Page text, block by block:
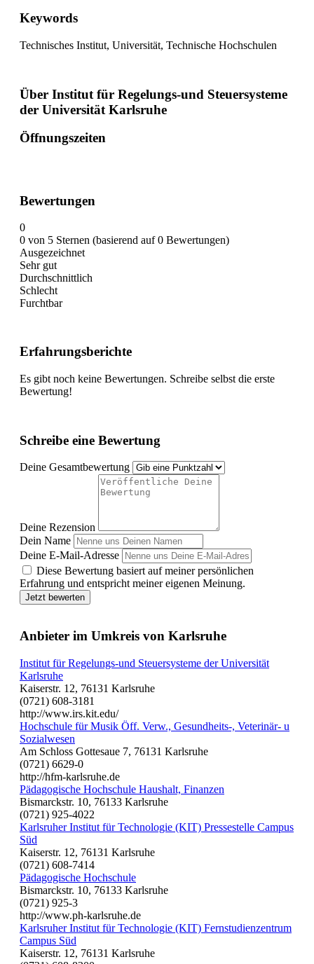
Keywords
Technisches Institut, Universität, Technische Hochschulen
Über Institut für Regelungs-und Steuersysteme
der Universität Karlsruhe
Öffnungszeiten
Bewertungen
0
0 von 5 Sternen (basierend auf 0 Bewertungen)
Ausgezeichnet
Sehr gut
Durchschnittlich
Schlecht
Furchtbar
Erfahrungsberichte
Es gibt noch keine Bewertungen. Schreibe selbst die erste
Bewertung!
Schreibe eine Bewertung
Deine Gesamtbewertung
Deine Rezension
Dein Name
Deine E-Mail-Adresse
Diese Bewertung basiert auf meiner persönlichen
Erfahrung und entspricht meiner eigenen Meinung.
Jetzt bewerten
Anbieter im Umkreis von Karlsruhe
Institut für Regelungs-und Steuersysteme der Universität
Karlsruhe
Kaiserstr. 12, 76131 Karlsruhe
(0721) 608-3181
http://www.irs.kit.edu/
Hochschule für Musik Öff. Verw., Gesundheits-, Veterinär- u
Sozialwesen
Am Schloss Gottesaue 7, 76131 Karlsruhe
(0721) 6629-0
http://hfm-karlsruhe.de
Pädagogische Hochschule Haushalt, Finanzen
Bismarckstr. 10, 76133 Karlsruhe
(0721) 925-4022
Karlsruher Institut für Technologie (KIT) Pressestelle Campus
Süd
Kaiserstr. 12, 76131 Karlsruhe
(0721) 608-7414
Pädagogische Hochschule
Bismarckstr. 10, 76133 Karlsruhe
(0721) 925-3
http://www.ph-karlsruhe.de
Karlsruher Institut für Technologie (KIT) Fernstudienzentrum
Campus Süd
Kaiserstr. 12, 76131 Karlsruhe